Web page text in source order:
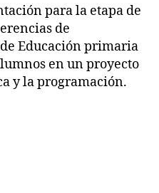
para la etapa de
de
Educación primaria
en un proyecto
y la programación.